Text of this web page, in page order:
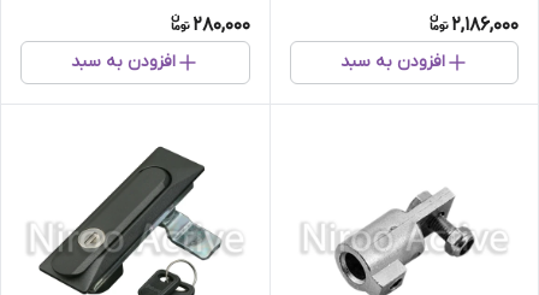
2,186,000
افزودن به سبد
280,000
افزودن به سبد